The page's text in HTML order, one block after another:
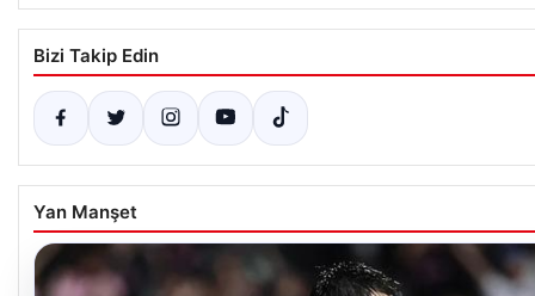
Bizi Takip Edin
Yan Manşet